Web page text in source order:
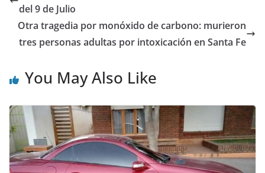
del 9 de Julio
Otra tragedia por monóxido de carbono: murieron
tres personas adultas por intoxicación en Santa Fe
You May Also Like